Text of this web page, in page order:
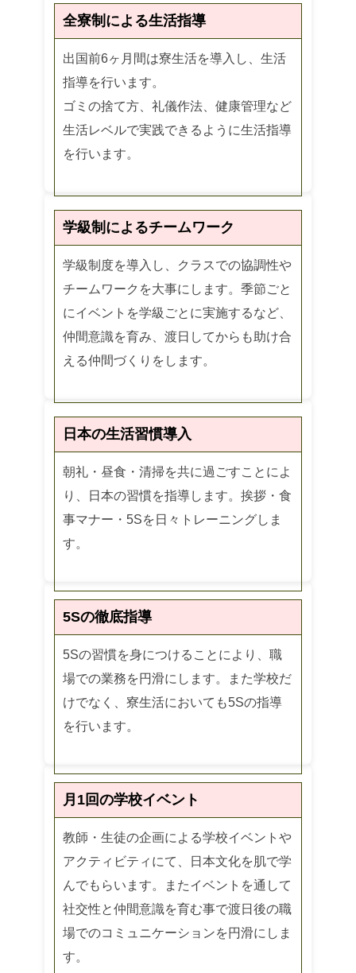
全寮制による生活指導
出国前6ヶ月間は寮生活を導入し、生活
指導を行います。
ゴミの捨て方、礼儀作法、健康管理など
生活レベルで実践できるように生活指導
を行います。
学級制によるチームワーク
学級制度を導入し、クラスでの協調性や
チームワークを大事にします。季節ごと
にイベントを学級ごとに実施するなど、
仲間意識を育み、渡日してからも助け合
える仲間づくりをします。
日本の生活習慣導入
朝礼・昼食・清掃を共に過ごすことによ
り、日本の習慣を指導します。挨拶・食
事マナー・5Sを日々トレーニングしま
す。
5Sの徹底指導
5Sの習慣を身につけることにより、職
場での業務を円滑にします。また学校だ
けでなく、寮生活においても5Sの指導
を行います。
月1回の学校イベント
教師・生徒の企画による学校イベントや
アクティビティにて、日本文化を肌で学
んでもらいます。またイベントを通して
社交性と仲間意識を育む事で渡日後の職
場でのコミュニケーションを円滑にしま
す。